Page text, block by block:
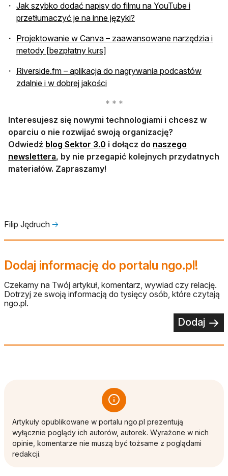
Jak szybko dodać napisy do filmu na YouTube i
przetłumaczyć je na inne języki?
Projektowanie w Canva – zaawansowane narzędzia i
metody [bezpłatny kurs]
Riverside.fmotwiera się w nowej karcie
– aplikacja do nagrywania podcastów
zdalnie i w dobrej jakości
Interesujesz się nowymi technologiami i chcesz w
oparciu o nie rozwijać swoją organizację?
Odwiedź blog Sektor 3.0 otwiera się w nowej karcie
i dołącz do naszego
newsletteraotwiera się w nowej karcie
, by nie przegapić kolejnych przydatnych
materiałów. Zapraszamy!
Filip Jędruch 🡢
Dodaj informację do portalu ngo.pl!
Czekamy na Twój artykuł, komentarz, wywiad czy relację.
Dotrzyj ze swoją informacją do tysięcy osób, które czytają
ngo.pl.
Dodaj
Artykuły opublikowane w portalu ngo.pl prezentują
wyłącznie poglądy ich autorów, autorek. Wyrażone w nich
opinie, komentarze nie muszą być tożsame z poglądami
redakcji.